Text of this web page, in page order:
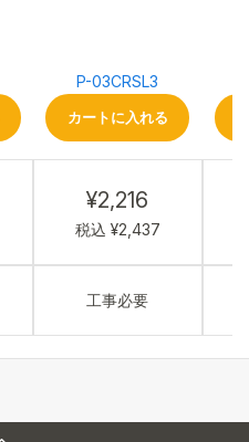
P-03CRSL3
カートに入れる
¥2,216
税込 ¥2,437
工事必要